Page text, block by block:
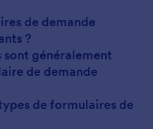
de demande
?
généralement
de demande
de formulaires de